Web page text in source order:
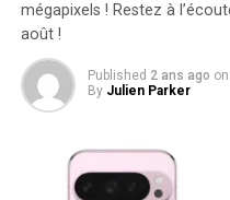
mégapixels ! Restez à
août !
Published 2 ans ago on
By Julien Parker